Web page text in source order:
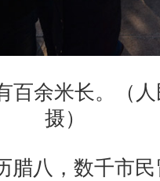
余米长。（人
摄）
腊八，数千市